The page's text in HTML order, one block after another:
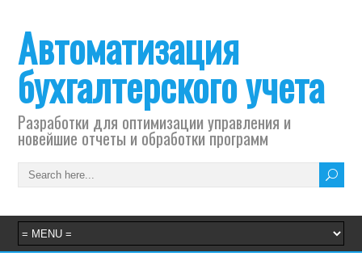
Автоматизация
бухгалтерского учета
Разработки для оптимизации управления и
новейшие отчеты и обработки программ